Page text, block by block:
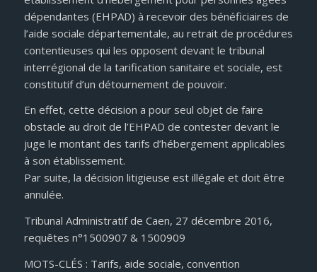
dépendantes (EHPAD) à recevoir des bénéficiaires de
l’aide sociale départementale, au retrait de procédures
contentieuses qui les opposent devant le tribunal
interrégional de la tarification sanitaire et sociale, est
constitutif d’un détournement de pouvoir.
En effet, cette décision a pour seul objet de faire
obstacle au droit de l’EHPAD de contester devant le
juge le montant des tarifs d’hébergement applicables
à son établissement.
Par suite, la décision litigieuse est illégale et doit être
annulée.
Tribunal Administratif de Caen, 27 décembre 2016,
requêtes n°1500907 & 1500909
MOTS-CLÉS : Tarifs, aide sociale, convention